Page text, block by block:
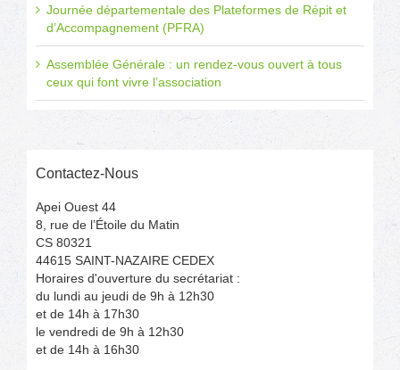
Journée départementale des Plateformes de Répit et
d’Accompagnement (PFRA)
Assemblée Générale : un rendez-vous ouvert à tous
ceux qui font vivre l’association
Contactez-Nous
Apei Ouest 44
8, rue de l’Étoile du Matin
CS 80321
44615 SAINT-NAZAIRE CEDEX
Horaires d'ouverture du secrétariat :
du lundi au jeudi de 9h à 12h30
et de 14h à 17h30
le vendredi de 9h à 12h30
et de 14h à 16h30